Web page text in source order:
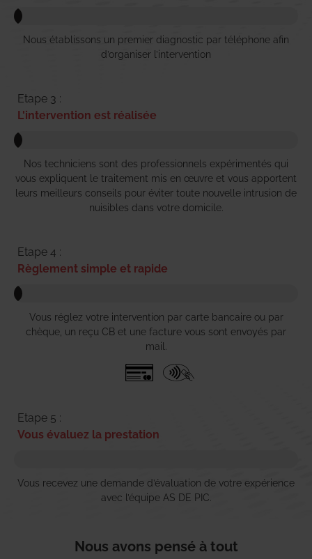
Nous établissons un premier diagnostic par téléphone afin
d’organiser l’intervention
Etape 3 :
L'intervention est réalisée
Nos techniciens sont des professionnels expérimentés qui
vous expliquent le traitement mis en œuvre et vous apportent
leurs meilleurs conseils pour éviter toute nouvelle intrusion de
nuisibles dans votre domicile.
Etape 4 :
Règlement simple et rapide
Vous réglez votre intervention par carte bancaire ou par
chèque, un reçu CB et une facture vous sont envoyés par
mail.
Etape 5 :
Vous évaluez la prestation
Vous recevez une demande d’évaluation de votre expérience
avec l’équipe AS DE PIC.
Nous avons pensé à tout